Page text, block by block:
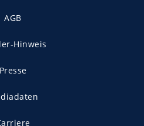
AGB
Hinweis
Presse